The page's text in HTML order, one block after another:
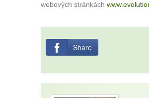
webových stránkách
Share